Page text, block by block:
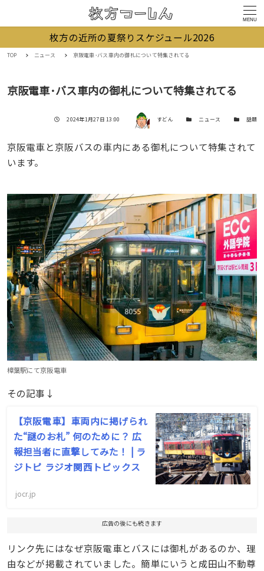
MENU
枚方の近所の夏祭りスケジュール2026
TOP ニュース 京阪電車･バス車内の御札について特集されてる
京阪電車･バス車内の御札について特集されてる
投稿日
2024年1月27日 13:00 著者 すどん カテゴリー
ニュース カテゴリー
話題
京阪電車と京阪バスの車内にある御札について特集されて
います。
樟葉駅にて京阪電車
その記事↓
【京阪電車】車両内に掲げられ
た“謎のお札” 何のために？ 広
報担当者に直撃してみた！ | ラ
ジトピ ラジオ関西トピックス
jocr.jp
広告の後にも続きます
リンク先にはなぜ京阪電車とバスには御札があるのか、理
由などが掲載されていました。簡単にいうと成田山不動尊